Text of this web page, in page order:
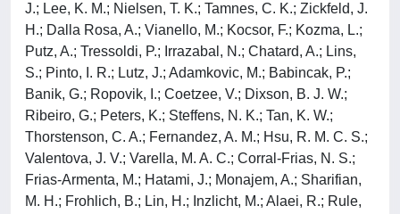
J.; Lee, K. M.; Nielsen, T. K.; Tamnes, C. K.; Zickfeld, J.
H.; Dalla Rosa, A.; Vianello, M.; Kocsor, F.; Kozma, L.;
Putz, A.; Tressoldi, P.; Irrazabal, N.; Chatard, A.; Lins,
S.; Pinto, I. R.; Lutz, J.; Adamkovic, M.; Babincak, P.;
Banik, G.; Ropovik, I.; Coetzee, V.; Dixson, B. J. W.;
Ribeiro, G.; Peters, K.; Steffens, N. K.; Tan, K. W.;
Thorstenson, C. A.; Fernandez, A. M.; Hsu, R. M. C. S.;
Valentova, J. V.; Varella, M. A. C.; Corral-Frias, N. S.;
Frias-Armenta, M.; Hatami, J.; Monajem, A.; Sharifian,
M. H.; Frohlich, B.; Lin, H.; Inzlicht, M.; Alaei, R.; Rule,